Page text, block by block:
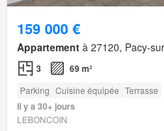
159 000 €
Appartement à 27120, Pacy-
3 69 m²
Parking Cuisine équipée Terrasse
Il y a 30+ jours
LEBONCOIN